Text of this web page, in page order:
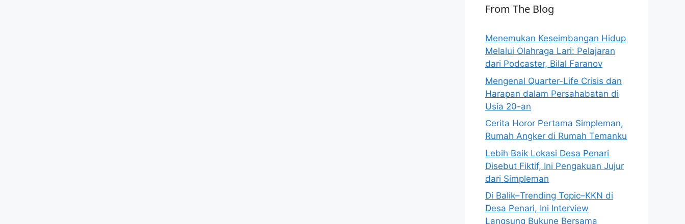
From The Blog
Menemukan Keseimbangan Hidup
Melalui Olahraga Lari: Pelajaran
dari Podcaster, Bilal Faranov
Mengenal Quarter-Life Crisis dan
Harapan dalam Persahabatan di
Usia 20-an
Cerita Horor Pertama Simpleman,
Rumah Angker di Rumah Temanku
Lebih Baik Lokasi Desa Penari
Disebut Fiktif, Ini Pengakuan Jujur
dari Simpleman
Di Balik–Trending Topic–KKN di
Desa Penari, Ini Interview
Langsung Bukune Bersama